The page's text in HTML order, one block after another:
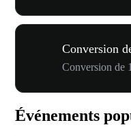
Conversion
Conversion de
Événements